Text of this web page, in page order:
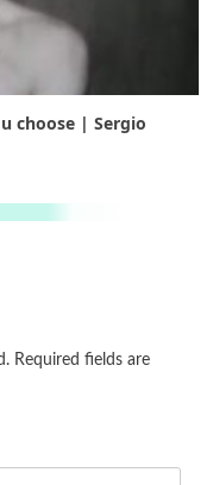
choose | Sergio
Required fields are